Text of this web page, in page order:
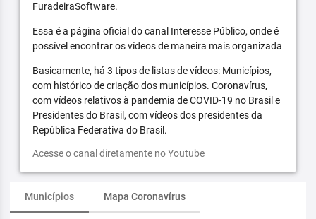
FuradeiraSoftware.
Essa é a página oficial do canal Interesse Público, onde é
possível encontrar os vídeos de maneira mais organizada
Basicamente, há 3 tipos de listas de vídeos: Municípios,
com histórico de criação dos municípios. Coronavírus,
com vídeos relativos à pandemia de COVID-19 no Brasil e
Presidentes do Brasil, com vídeos dos presidentes da
República Federativa do Brasil.
Acesse o canal diretamente no Youtube
Municípios Mapa Coronavírus